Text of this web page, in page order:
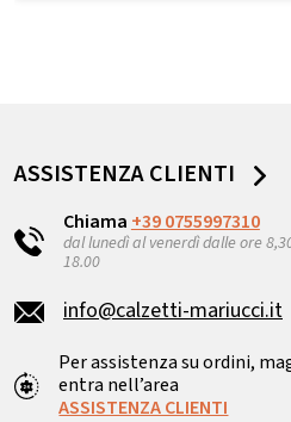
ASSISTENZA CLIENTI
Chiama +39 0755997310
dal lunedì al venerdì dalle ore
18.00
info@calzetti-mariucci.it
Per assistenza su ordini,
entra nell’area
ASSISTENZA CLIENTI